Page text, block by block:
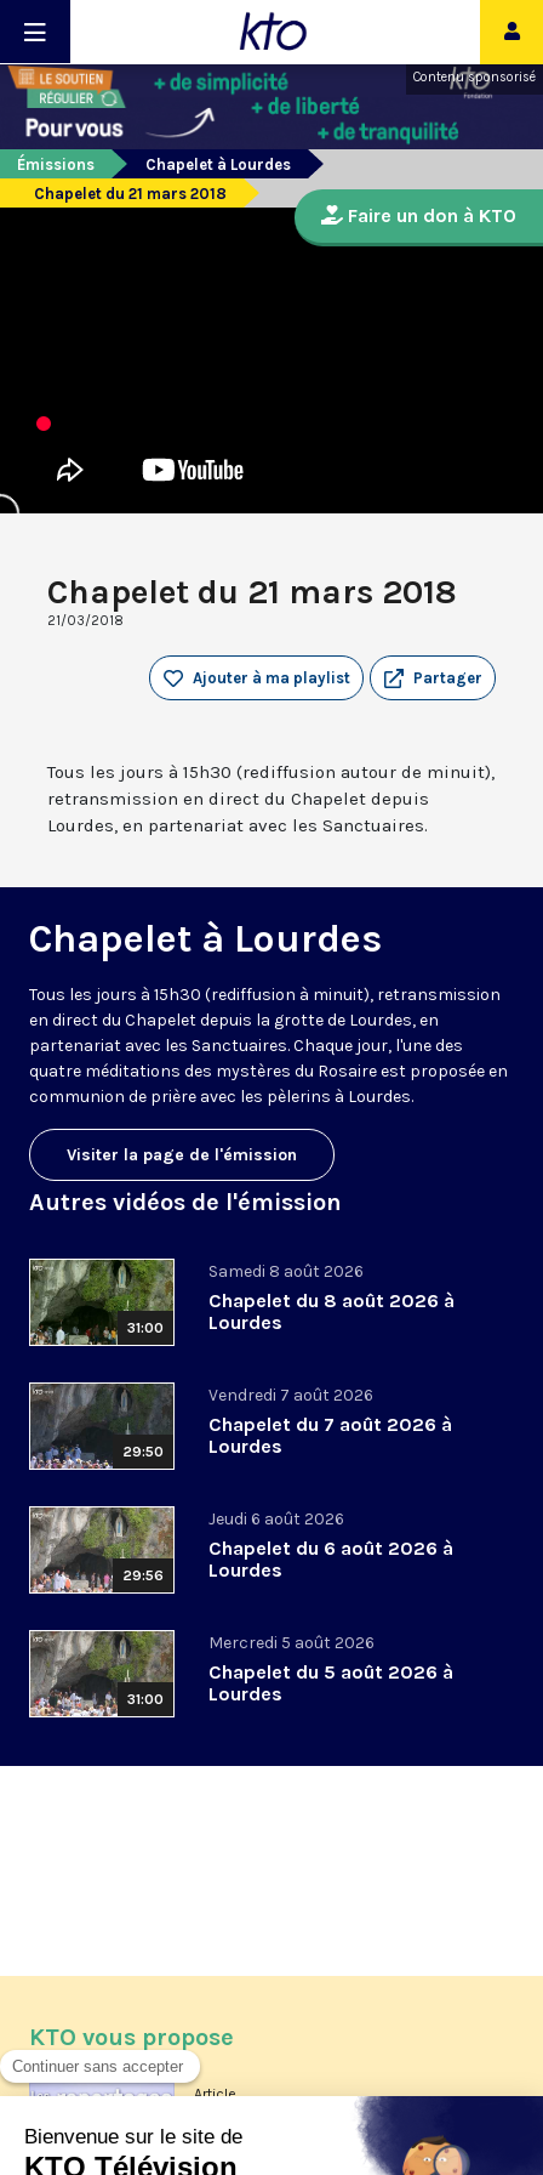
Contenu sponsorisé
Émissions
Chapelet à Lourdes
Chapelet du 21 mars 2018
Chapelet du 21 mars 2018
21/03/2018
Partager
Ajouter à ma playlist
Tous les jours à 15h30 (rediffusion autour de minuit),
retransmission en direct du Chapelet depuis
Lourdes, en partenariat avec les Sanctuaires.
Chapelet à Lourdes
Tous les jours à 15h30 (rediffusion à minuit), retransmission
en direct du Chapelet depuis la grotte de Lourdes, en
partenariat avec les Sanctuaires. Chaque jour, l'une des
quatre méditations des mystères du Rosaire est proposée en
communion de prière avec les pèlerins à Lourdes.
Visiter la page de l'émission
Autres vidéos de l'émission
31:00
Samedi 8 août 2026
Chapelet du 8 août 2026 à
Lourdes
29:50
Vendredi 7 août 2026
Chapelet du 7 août 2026 à
Lourdes
29:56
Jeudi 6 août 2026
Chapelet du 6 août 2026 à
Lourdes
31:00
Mercredi 5 août 2026
Chapelet du 5 août 2026 à
Lourdes
Faire un don à KTO
KTO vous propose
Article
Les reportages d'été 2026 de KTO